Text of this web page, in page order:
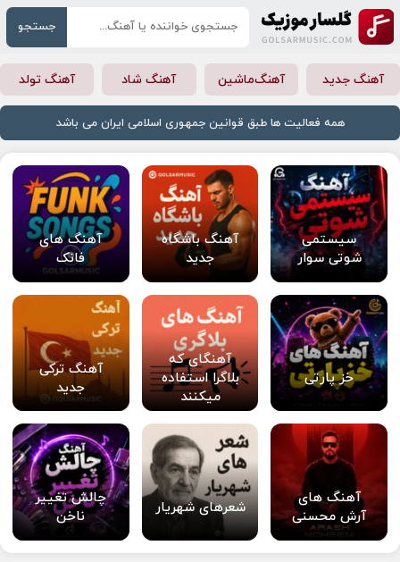
جستجو
آهنگ جدید آهنگ‌ماشین آهنگ شاد آهنگ تولد
همه فعالیت ها طبق قوانین جمهوری اسلامی ایران می باشد
سیستمی
شوتی سوار
آهنگ باشگاه
جدید
آهنگ های
فانک
خز پارتی
آهنگای که
بلاگرا استفاده
میکنند
آهنگ ترکی
جدید
آهنگ های
آرش محسنی
شعرهای شهریار
چالش تغییر
ناخن